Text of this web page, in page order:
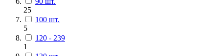
25
100 шт.
5
120 - 239
1